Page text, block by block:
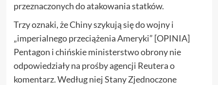
przeznaczonych do atakowania statków.
Trzy oznaki, że Chiny szykują się do wojny i
„imperialnego przeciążenia Ameryki” [OPINIA]
Pentagon i chińskie ministerstwo obrony nie
odpowiedziały na prośby agencji Reutera o
komentarz. Według niej Stany Zjednoczone